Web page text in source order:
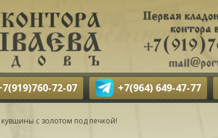
72-07 +7(964) 649-47-77
с золотом под печкой!